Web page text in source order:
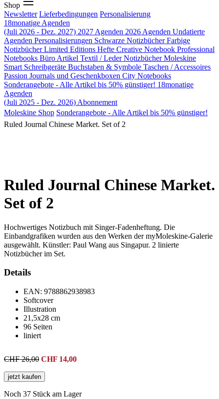
Shop
Newsletter Lieferbedingungen Personalisierung
18monatige Agenden
(Juli 2026 - Dez. 2027) 2027 Agenden 2026 Agenden Undatierte
Agenden Personalisierungen Schwarze NotizbücherFarbige
NotizbücherLimited Editions Hefte Creative Notebook Professional
Notebooks Büro Artikel Textil / Leder NotizbücherMoleskine
Smart Schreibgeräte Buchstaben & Symbole Taschen / Accessoires
Passion Journals und Geschenkboxen City Notebooks
Sonderangebote - Alle Artikel bis 50% günstiger! 18monatige
Agenden
(Juli 2025 - Dez. 2026) Abonnement
Moleskine Shop Sonderangebote - Alle Artikel bis 50% günstiger!
Ruled Journal Chinese Market. Set of 2
Ruled Journal Chinese Market.
Set of 2
Hochwertiges Notizbuch mit Singer-Fadenheftung. Die
Einbandgrafiken wurden aus den Werken der myMoleskine-Galerie
ausgewählt. Künstler: Paul Wang aus Singapur. 2 linierte
Notizbücher im Set.
Details
EAN: 9788862938983
Softcover
Illustration
21,5x28 cm
96 Seiten
liniert
CHF 26,00 CHF 14,00
jetzt kaufen
Noch 37 Stück am Lager